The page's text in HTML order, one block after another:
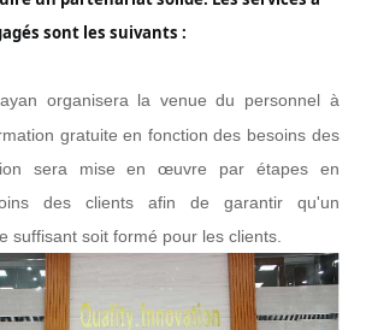
sont les suivants :
organisera la venue du personnel à
gratuite en fonction des besoins des
sera mise en œuvre par étapes en
des clients afin de garantir qu'un
suffisant soit formé pour les clients.